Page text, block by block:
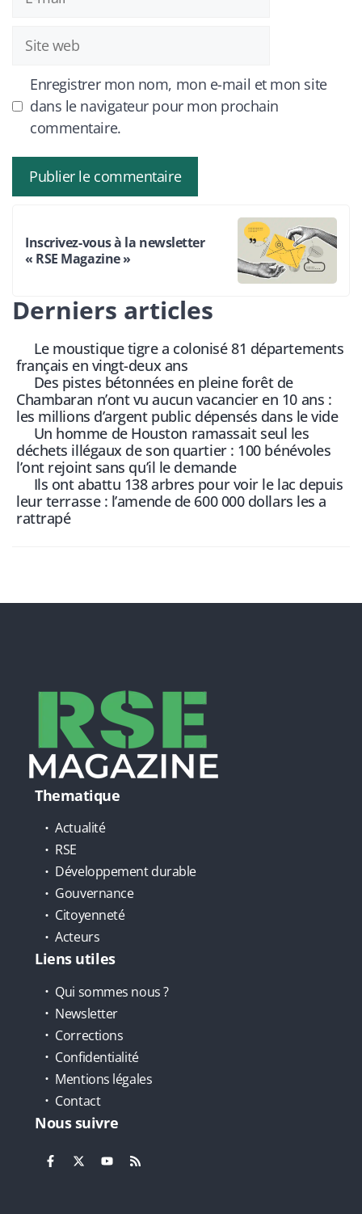
mail
Site
web
Enregistrer mon nom, mon e-mail et mon site
dans le navigateur pour mon prochain
commentaire.
Inscrivez-vous à la newsletter
« RSE Magazine »
Derniers articles
Le moustique tigre a colonisé 81 départements
français en vingt-deux ans
Des pistes bétonnées en pleine forêt de
Chambaran n’ont vu aucun vacancier en 10 ans :
les millions d’argent public dépensés dans le vide
Un homme de Houston ramassait seul les
déchets illégaux de son quartier : 100 bénévoles
l’ont rejoint sans qu’il le demande
Ils ont abattu 138 arbres pour voir le lac depuis
leur terrasse : l’amende de 600 000 dollars les a
rattrapé
Thematique
Actualité
RSE
Développement durable
Gouvernance
Citoyenneté
Acteurs
Liens utiles
Qui sommes nous ?
Newsletter
Corrections
Confidentialité
Mentions légales
Contact
Nous suivre